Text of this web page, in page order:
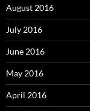
August 2016
July 2016
June 2016
May 2016
April 2016